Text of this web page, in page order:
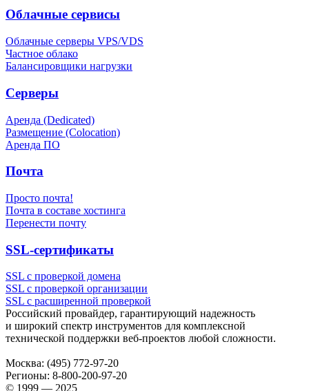
Облачные сервисы
Облачные серверы VPS/VDS
Частное облако
Балансировщики нагрузки
Серверы
Аренда (Dedicated)
Размещение (Colocation)
Аренда ПО
Почта
Просто почта!
Почта в составе хостинга
Перенести почту
SSL-сертификаты
SSL с проверкой домена
SSL с проверкой организации
SSL с расширенной проверкой
Российский провайдер, гарантирующий надежность
и широкий спектр инструментов для комплексной
технической поддержки веб-проектов любой сложности.
Москва: (495) 772-97-20
Регионы: 8-800-200-97-20
© 1999 — 2025